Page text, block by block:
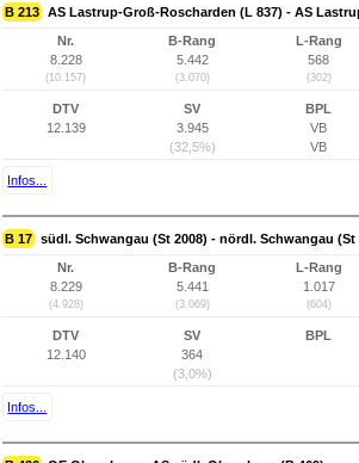
B 213 AS Lastrup-Groß-Roscharden (L 837) - AS
Nr.
8.228
(10.157)
B-Rang
5.442
(3.070)
L-Rang
568
(302)
DTV
12.139
SV
3.945
(32,5%)
BPL
VB
VB
Infos...
B 17 südl. Schwangau (St 2008) - nördl. Schwangau (St
Nr.
8.229
(4.928)
B-Rang
5.441
(3.069)
L-Rang
1.017
(604)
DTV
12.140
SV
364
(3,0%)
BPL
Infos...